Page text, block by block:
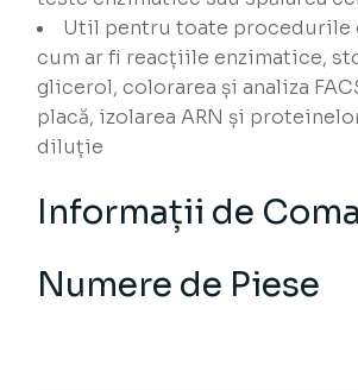
Util pentru toate procedurile
cum ar fi reacțiile enzimatice,
glicerol, colorarea și analiza
placă, izolarea ARN și
diluție
Informații de
Numere de Piese